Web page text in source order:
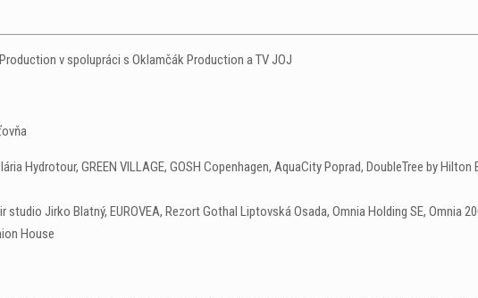
v spolupráci s Oklamčák Production a TV JOJ
Hydrotour, GREEN VILLAGE, GOSH Copenhagen, AquaCity Poprad, DoubleTree by
Jirko Blatný, EUROVEA, Rezort Gothal Liptovská Osada, Omnia Holding SE, Omnia
House